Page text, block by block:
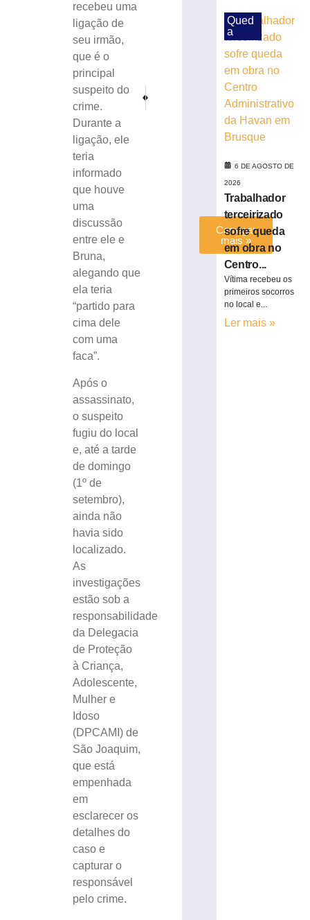
recebeu uma
ligação de
seu irmão,
que é o
principal
suspeito do
crime.
Durante a
ligação, ele
teria
informado
que houve
uma
discussão
entre ele e
Bruna,
alegando que
ela teria
“partido para
cima dele
com uma
faca”.
Após o
assassinato,
o suspeito
fugiu do local
e, até a tarde
de domingo
(1º de
setembro),
ainda não
havia sido
localizado.
As
investigações
estão sob a
responsabilidade
da Delegacia
de Proteção
à Criança,
Adolescente,
Mulher e
Idoso
(DPCAMI) de
São Joaquim,
que está
empenhada
em
esclarecer os
detalhes do
caso e
capturar o
responsável
pelo crime.
Menina de 13 anos morre após grave
Mulher morre após colisão entre carro e carreta
margens
Papanduva
agosto
Carregar
mais »
Qued
a
6 DE AGOSTO DE
2026
Trabalhador
terceirizado
sofre queda
em obra no
Centro...
Vítima recebeu os
primeiros socorros
no local e...
Ler mais »